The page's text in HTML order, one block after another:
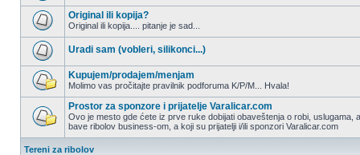
Nema
nepročitanih
postova
postova
Original ili kopija?
Original ili kopija.... pitanje je sad...
Nema
nepročitanih
postova
Uradi sam (vobleri, silikonci...)
nepročitanih
postova
Kupujem/prodajem/menjam
Molimo vas pročitajte pravilnik podforuma K/P/M... Hvala!
Nema
nepročitanih
postova
Prostor za sponzore i prijatelje Varalicar.com
Ovo je mesto gde ćete iz prve ruke dobijati obaveštenja o robi, uslugama,
bave ribolov business-om, a koji su prijatelji i/ili sponzori Varalicar.com
Tereni za ribolov